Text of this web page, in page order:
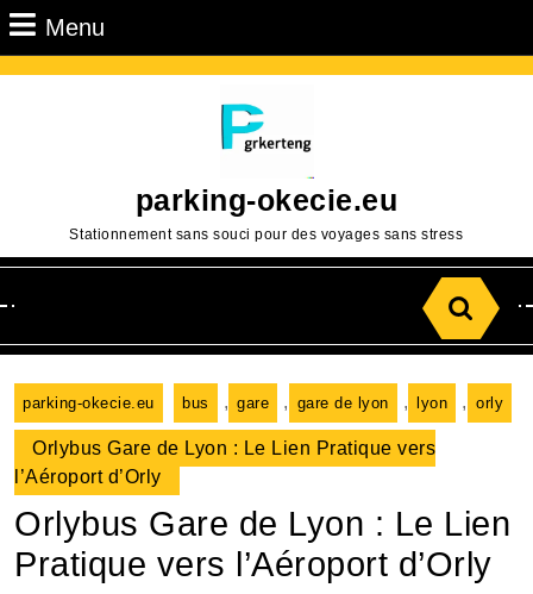
Passer
au
Menu
parking-okecie.eu
Stationnement sans souci pour des voyages sans stress
for:
parking-okecie.eu bus , gare , gare de lyon , lyon , orly
Orlybus Gare de Lyon : Le Lien Pratique vers
l’Aéroport d’Orly
Orlybus Gare de Lyon : Le Lien
Pratique vers l’Aéroport d’Orly